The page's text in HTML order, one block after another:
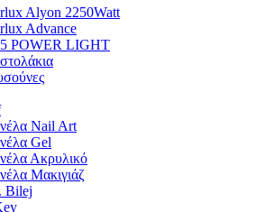
Alyon 2250Watt
Advance
POWER LIGHT
Nail Art
Gel
Ακρυλικό
Μακιγιάζ
Bilej